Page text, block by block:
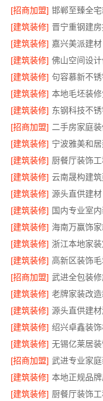
[招商加盟] 邯郸至臻全
[建筑装修]
[建筑装修]
[建筑装修] 佛山空间设
[建筑装修] 句容慕新不
[建筑装修]
[建筑装修]
[招商加盟] 二手房家庭
[建筑装修] 宁波雅美和
[建筑装修]
[建筑装修]
[建筑装修] 源头直供建
[建筑装修]
[建筑装修]
[建筑装修]
[建筑装修] 高新区装饰
[招商加盟]
[建筑装修]
[建筑装修] 源头直供建
[建筑装修]
[建筑装修] 无锡亿莱居
[招商加盟] 武进专业家
[建筑装修] 本地正规品
[建筑装修]